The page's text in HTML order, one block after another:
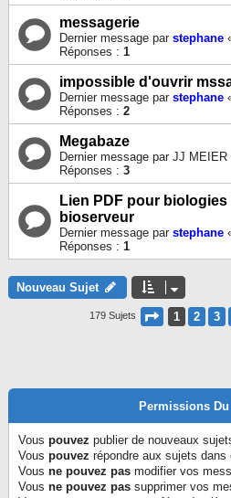
messagerie
Dernier message par stephane
Réponses : 1
impossible d'ouvrir
Dernier message par stephane
Réponses : 2
Megabaze
Dernier message par JJ MEIER
Réponses : 3
Lien PDF pour
bioserveur
Dernier message par stephane
Réponses : 1
Nouveau Sujet
179 Sujets Page 1Sur
1 2 3
Permissions
Vous pouvez publier de nouveaux
Vous pouvez répondre aux sujets dans
Vous ne pouvez pas modifier vos
Vous ne pouvez pas supprimer vos